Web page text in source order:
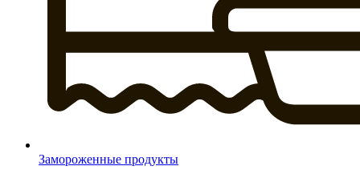
Замороженные продукты